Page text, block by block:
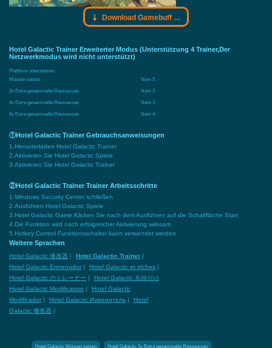
Download Gamebuff Trainer
Hotel Galactic Trainer Erweiterter Modus (Unterstützung 4 Trainer,Der
Netzwerkmodus wird nicht unterstützt)
Plattform unterstützen:
Münzen setzen
Num 5
2x Extra gesammelte Ressourcen
Num 2
4x Extra gesammelte Ressourcen
Num 3
8x Extra gesammelte Ressourcen
Num 4
①Hotel Galactic Trainer Gebrauchsanweisungen
1.Herunterladen Hotel Galactic Trainer
2.Aktivieren Sie Hotel Galactic Spiele
3.Aktivieren Sie Hotel Galactic Trainer
②Hotel Galactic Trainer Trainer Arbeitsschritte
1.Windows Security Center schließen
2.Ausführen Hotel Galactic Spiele
3.Hotel Galactic Game Klicken Sie nach dem Ausführen auf die Schaltfläche Start
4.Die Funktion wird nach erfolgreicher Aktivierung wirksam
5.Hotkey Control Funktionsschalter kann verwendet werden
Weitere Sprachen
Hotel Galactic 修改器 | Hotel Galactic Trainer |
Hotel Galactic Entrenador | Hotel Galactic et triches |
Hotel Galactic のトレーナー |
Hotel Galactic 트레이너
Hotel Galactic Modificatore |
Hotel Galactic
Modificador | Hotel Galactic Изменитель |
Hotel
Galactic 修改器 |
Hotel Galactic Münzen setzen Hotel Galactic 2x Extra gesammelte Ressourcen